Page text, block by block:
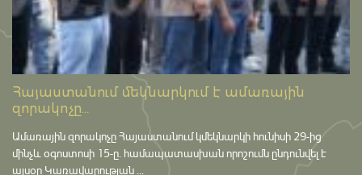
Հայաստանում մեկնարկում է ամառային
զորակոչը...
Ամառային զորակոչը Հայաստանում կմեկնարկի հունիսի 29-ից
մինչև օգոստոսի 15-ը․ համապատասխան որոշումն ընդունվել է
այսօր Կառավարության ...